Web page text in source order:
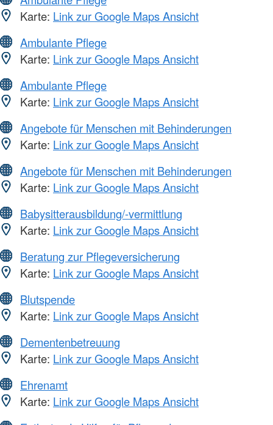
Karte: Link zur Google Maps Ansicht
Ambulante Pflege
Karte: Link zur Google Maps Ansicht
Ambulante Pflege
Karte: Link zur Google Maps Ansicht
Angebote für Menschen mit Behinderungen
Karte: Link zur Google Maps Ansicht
Angebote für Menschen mit Behinderungen
Karte: Link zur Google Maps Ansicht
Babysitterausbildung/-vermittlung
Karte: Link zur Google Maps Ansicht
Beratung zur Pflegeversicherung
Karte: Link zur Google Maps Ansicht
Blutspende
Karte: Link zur Google Maps Ansicht
Dementenbetreuung
Karte: Link zur Google Maps Ansicht
Ehrenamt
Karte: Link zur Google Maps Ansicht